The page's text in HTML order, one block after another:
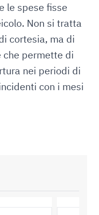
le spese fisse
Non si tratta
cortesia, ma di
che permette di
nei periodi di
con i mesi